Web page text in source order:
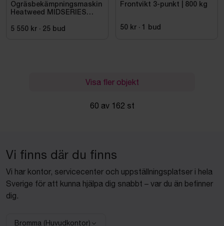
Ogräsbekämpningsmaskin
Heatweed MIDSERIES
5 550 kr · 25 bud
Frontvikt 3-punkt | 800 kg
50 kr · 1 bud
Visa fler objekt
60 av 162 st
Vi finns där du finns
Vi har kontor, servicecenter och uppställningsplatser i hela
Sverige för att kunna hjälpa dig snabbt – var du än befinner
dig.
Bromma (Huvudkontor)